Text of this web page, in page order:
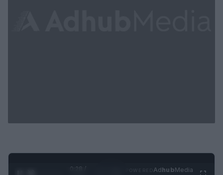
0:28 /
AdhubMedia